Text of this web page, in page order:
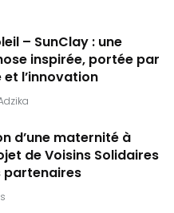
– SunClay : une
inspirée, portée par
et l’innovation
d’une maternité à
de Voisins Solidaires
partenaires